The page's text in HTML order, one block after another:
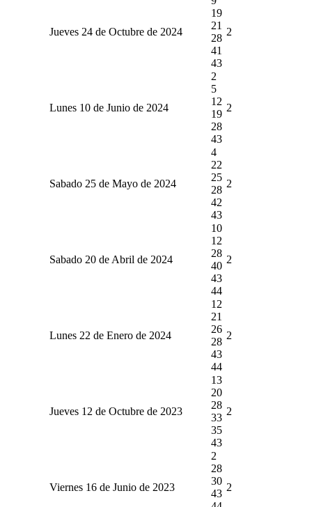
Jueves 24 de Octubre de 2024
19
21
28
41
43
2
Lunes 10 de Junio de 2024
2
5
12
19
28
43
2
Sabado 25 de Mayo de 2024
4
22
25
28
42
43
2
Sabado 20 de Abril de 2024
10
12
28
40
43
44
2
Lunes 22 de Enero de 2024
12
21
26
28
43
44
2
Jueves 12 de Octubre de 2023
13
20
28
33
35
43
2
Viernes 16 de Junio de 2023
2
28
30
43
2